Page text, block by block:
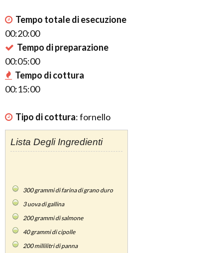
Tempo totale di esecuzione
00:20:00
Tempo di preparazione
00:05:00
Tempo di cottura
00:15:00
Tipo di cottura:fornello
Lista Degli Ingredienti
300grammi di farina di grano duro
3uova di gallina
200grammi di salmone
40grammi di cipolle
200millilitri di panna